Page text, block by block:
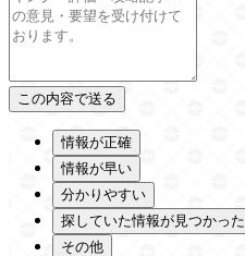
情報が正確
情報が早い
分かりやすい
探していた情報が見つかった
その他